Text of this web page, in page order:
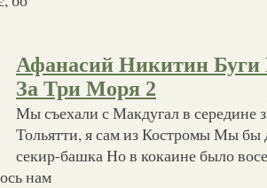
Афанасий Никитин
За Три Моря 2
Мы съехали с Макдугал в середине
Тольятти, я сам из Костромы Мы бы
секир-башка Но в кокаине было
нам